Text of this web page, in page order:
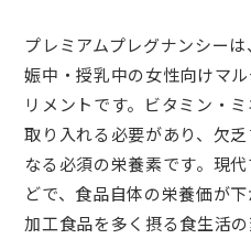
プレミアムプレグナンシー
娠中・授乳中の女性向けマ
リメントです。ビタミン・
取り入れる必要があり、欠
なる必須の栄養素です。現
どで、食品自体の栄養価が
加工食品を多く摂る食生活